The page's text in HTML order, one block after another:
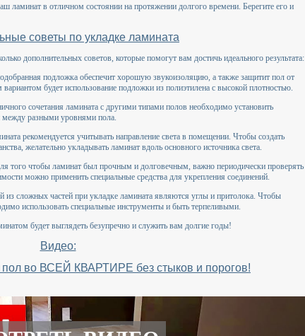
ламинат в отличном состоянии на протяжении долгого времени. Берегите его и
советы по укладке ламината
дополнительных советов, которые помогут вам достичь идеального результата:
подложка обеспечит хорошую звукоизоляцию, а также защитит пол от
будет использование подложки из полиэтилена с высокой плотностью.
сочетания ламината с другими типами полов необходимо установить
между разными уровнями пола.
рекомендуется учитывать направление света в помещении. Чтобы создать
желательно укладывать ламинат вдоль основного источника света.
того чтобы ламинат был прочным и долговечным, важно периодически проверять
можно применить специальные средства для укрепления соединений.
из сложных частей при укладке ламината являются углы и притолока. Чтобы
использовать специальные инструменты и быть терпеливыми.
будет выглядеть безупречно и служить вам долгие годы!
Видео:
во ВСЕЙ КВАРТИРЕ без стыков и порогов!